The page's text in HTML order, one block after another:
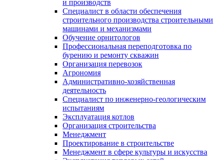
и производств
Специалист в области обеспечения
строительного производства строительными
машинами и механизмами
Обучение орнитологов
Профессиональная переподготовка по
бурению и ремонту скважин
Организация перевозок
Агрономия
Административно-хозяйственная
деятельность
Специалист по инженерно-геологическим
испытаниям
Эксплуатация котлов
Организация строительства
Менеджмент
Проектирование в строительстве
Менеджмент в сфере культуры и искусства